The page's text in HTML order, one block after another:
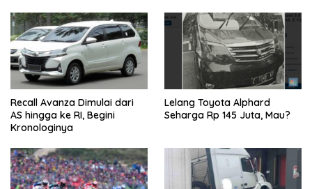
Recall Avanza Dimulai dari
AS hingga ke RI, Begini
Kronologinya
Lelang Toyota Alphard
Seharga Rp 145 Juta, Mau?